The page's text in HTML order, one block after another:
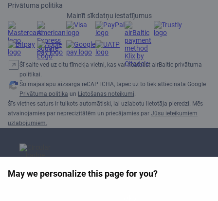
May we personalize this page for you?
Privātuma politika
Mainīt sīkdatņu iestatījumus
Šī saite ved uz citu tīmekļa vietni, kas var neatbilst airBaltic privātuma
politikai.
Šo mājaslapu aizsargā reCAPTCHA, tāpēc uz to tiek attiecināta Google
Privātuma politika un Lietošanas noteikumi
Šīs vietnes saturs ir tulkots automātiski, lai uzlabotu lietotāja pieredzi. Mēs
atvainojamies par neprecizitātēm un priecājamies par Jūsu ieteikumiem
uzlabojumiem.